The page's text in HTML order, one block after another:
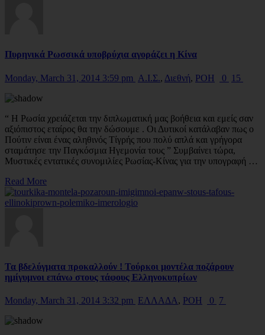
Πυρηνικά Ρωσσικά υποβρύχια αγοράζει η Κίνα
Monday, March 31, 2014 3:59 pm Α.Ι.Σ., Διεθνή, ΡΟΗ 0 15
“ Η Ρωσία χρειάζεται την διπλωματική μας βοήθεια και εμείς σαν
αξιόπιστος εταίρος θα την δώσουμε . Οι Δυτικοί κατάλαβαν πως ο
Πούτιν είναι ένας αληθινός Τίγρής που πολύ απλά και γρήγορα
σταμάτησε την Παγκόσμια Ηγεμονία τους ” Συμβαίνει τώρα,
Μυστικές εντατικές συνομιλίες Ρωσίας-Κίνας για την υπογραφή …
Read More
Τα βδελύγματα προκαλλούν ! Τούρκοι μοντέλα ποζάρουν
ημίγυμνοι επάνω στους τάφους Ελληνοκυπρίων
Monday, March 31, 2014 3:32 pm ΕΛΛΑΔΑ, ΡΟΗ 0 7